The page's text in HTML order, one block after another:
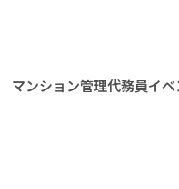
ンション管理代務員イベ